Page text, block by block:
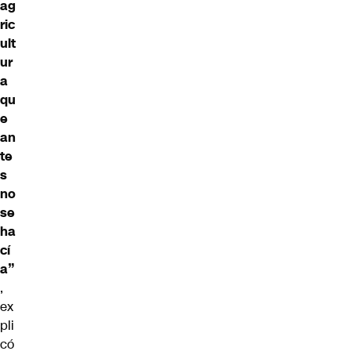
ag
ric
ult
ur
a
qu
e
an
te
s
no
se
ha
cí
a”
,
ex
pli
có